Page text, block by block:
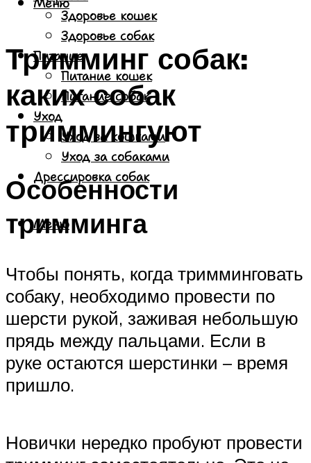
Здоровье кошек
Здоровье собак
Питание
Питание кошек
Питание собак
Уход
Уход за кошками
Уход за собаками
Дрессировка собак
Меню
Меню
Тримминг собак:
каких собак
триммингуют
Особенности
тримминга
Чтобы понять, когда тримминговать
собаку, необходимо провести по
шерсти рукой, заживая небольшую
прядь между пальцами. Если в
руке остаются шерстинки – время
пришло.
Новички нередко пробуют провести